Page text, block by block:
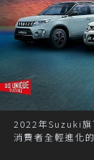
2022年Suzuki旗
消費者全輕進化